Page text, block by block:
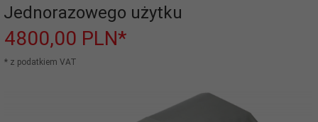
Jednorazowego użytku
4800,00 PLN*
* z podatkiem VAT